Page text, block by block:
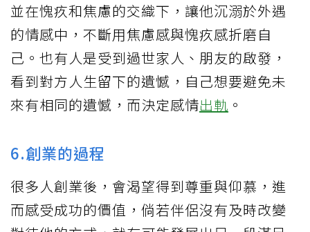
並在愧疚和焦慮的交織下，讓他沉溺於外遇
的情感中，不斷用焦慮感與愧疚感折磨自
己。也有人是受到過世家人、朋友的啟發，
看到對方人生留下的遺憾，自己想要避免未
來有相同的遺憾，而決定感情出軌 。
6.創業的過程
很多人創業後，會渴望得到尊重與仰慕，進
而感受成功的價值，倘若伴侶沒有及時改變